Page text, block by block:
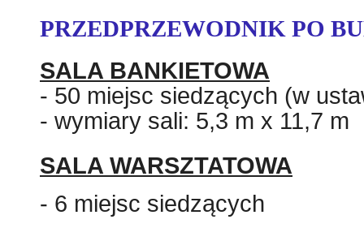
PRZEDPRZEWODNIK PO
SALA BANKIETOWA
- 50 miejsc siedzących (w
- wymiary sali: 5,3 m x 11,7 m
SALA WARSZTATOWA
- 6 miejsc siedzących